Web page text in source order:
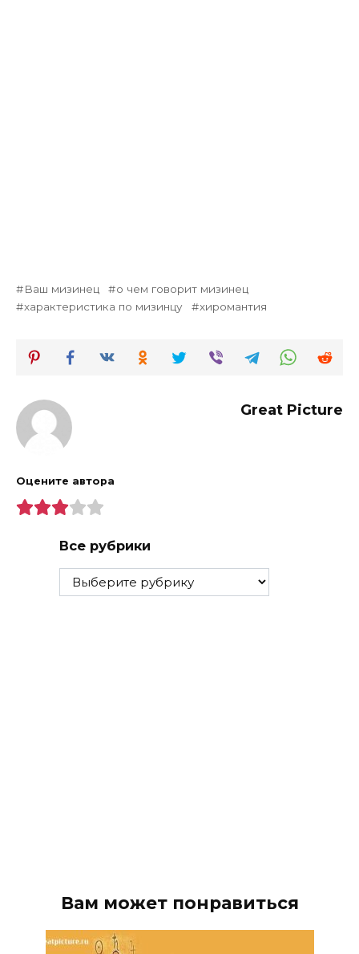
Ваш мизинец
о чем говорит мизинец
характеристика по мизинцу
хиромантия
Great Picture
Оцените автора
Все рубрики
Все
рубрики
Вам может понравиться